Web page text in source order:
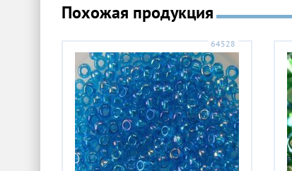
Похожая продукция
64528